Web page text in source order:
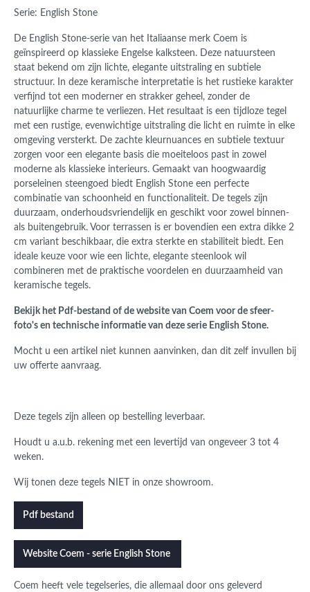
Serie: English Stone
De English Stone-serie van het Italiaanse merk Coem is
geïnspireerd op klassieke Engelse kalksteen. Deze natuursteen
staat bekend om zijn lichte, elegante uitstraling en subtiele
structuur. In deze keramische interpretatie is het rustieke karakter
verfijnd tot een moderner en strakker geheel, zonder de
natuurlijke charme te verliezen. Het resultaat is een tijdloze tegel
met een rustige, evenwichtige uitstraling die licht en ruimte in elke
omgeving versterkt. De zachte kleurnuances en subtiele textuur
zorgen voor een elegante basis die moeiteloos past in zowel
moderne als klassieke interieurs. Gemaakt van hoogwaardig
porseleinen steengoed biedt English Stone een perfecte
combinatie van schoonheid en functionaliteit. De tegels zijn
duurzaam, onderhoudsvriendelijk en geschikt voor zowel binnen-
als buitengebruik. Voor terrassen is er bovendien een extra dikke 2
cm variant beschikbaar, die extra sterkte en stabiliteit biedt. Een
ideale keuze voor wie een lichte, elegante steenlook wil
combineren met de praktische voordelen en duurzaamheid van
keramische tegels.
Bekijk het Pdf-bestand of de website van Coem voor de sfeer-
foto's en technische informatie van deze serie English Stone.
Mocht u een artikel niet kunnen aanvinken, dan dit zelf invullen bij
uw offerte aanvraag.
Deze tegels zijn alleen op bestelling leverbaar.
Houdt u a.u.b. rekening met een levertijd van ongeveer 3 tot 4
weken.
Wij tonen deze tegels NIET in onze showroom.
Pdf bestand
Website Coem - serie English Stone
Coem heeft vele tegelseries, die allemaal door ons geleverd